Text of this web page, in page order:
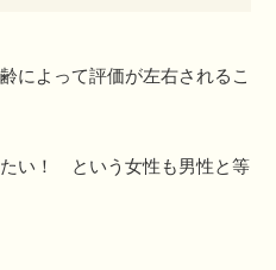
によって評価が左右されるこ
い！ という女性も男性と等